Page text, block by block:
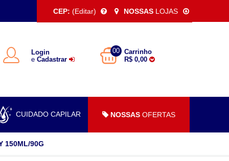
CEP: (Editar) NOSSAS LOJAS
Login
e Cadastrar
00
Carrinho
R$ 0,00
CUIDADO CAPILAR NOSSAS OFERTAS
150ML/90G